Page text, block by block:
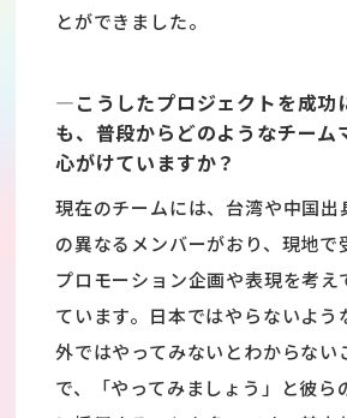
とができました。
―こうしたプロジェクトを成功
も、普段からどのようなチーム
心がけていますか？
現在のチームには、台湾や中国出
の異なるメンバーがおり、現地で
プロモーション企画や表現を考え
ています。日本ではやらないよう
外ではやってみないとわからない
で、「やってみましょう」と彼ら